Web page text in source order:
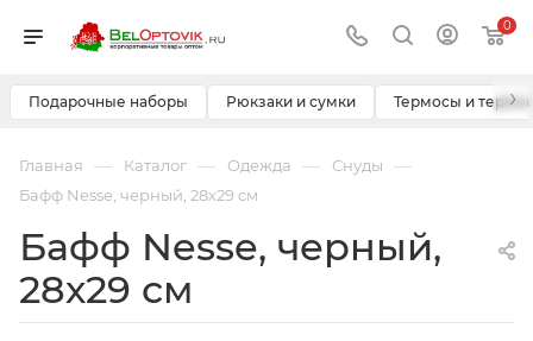
0
Подарочные наборы Рюкзаки и сумки Термосы и ›
Главная — Каталог — Одежда — Снуды —
Бафф Nesse, черный, 28х29 см
Бафф Nesse, черный,
28х29 см